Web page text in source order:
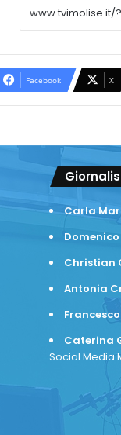
Facebook X
Carla
Christian
Antonia
Caterina
Social Media